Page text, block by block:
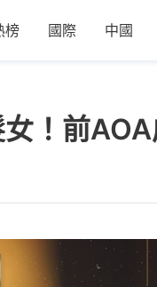
榜 國際 中國
！前